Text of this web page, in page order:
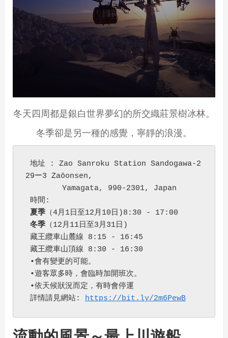
冬天四周都是銀白世界夢幻的所交織莊景樹冰林。
冬季卻是另一種的感覺，寧靜的浪漫。
29ー3 Zaōonsen,
        Yamagata, 990-2301, Japan
時間:
夏季 （4月1日至12月10日)8:30 - 17:00
冬季 （12月11日至3月31日)
藏王纜車山麓線 8:15 - 16:45
藏王纜車山頂線 8:30 - 16:30
•會有變更的可能。
•遊客眾多時，會臨時加開班次。
•依天候狀況而定，有時會停運
詳情請見網站: https://bit.ly/2m6PewB